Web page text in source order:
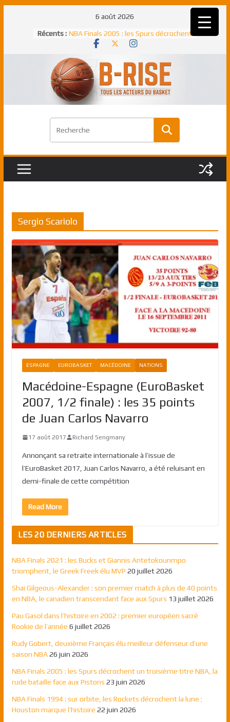
6 août 2026
Récents : NBA Finals 2005 : les Spurs décrochent
un troisième titre NBA, la rude bataille
NBA Finals 2021 : les Bucks et Giannis
Antetokounmpo triomphent, le Greek
Freek élu MVP
Shai Gilgeous-Alexander : son premier
match à plus de 40 points en NBA, le
Pau Gasol dans l’histoire en 2002 :
premier européen sacré Rookie de
Rudy Gobert, deuxième Français élu
Sergio Scariolo
ESPAGNE EUROBASKET MACÉDOINE NATIONS
Macédoine-Espagne (EuroBasket
2007, 1/2 finale) : les 35 points
de Juan Carlos Navarro
17 août 2017 Richard Sengmany
Annonçant sa retraite internationale à l’issue de
l’EuroBasket 2017, Juan Carlos Navarro, a été reluisant en
demi-finale de cette compétition
Read More
LES 20 DERNIERS ARTICLES
NBA Finals 2021 : les Bucks et Giannis Antetokounmpo
triomphent, le Greek Freek élu MVP 20 juillet 2026
Shai Gilgeous-Alexander : son premier match à plus de 40 points
en NBA, le canadien transcendant face aux Spurs 13 juillet 2026
Pau Gasol dans l’histoire en 2002 : premier européen sacré
Rookie de l’année 6 juillet 2026
Rudy Gobert, deuxième Français élu meilleur défenseur d’une
saison NBA 26 juin 2026
NBA Finals 2005 : les Spurs décrochent un troisième titre NBA, la
rude bataille face aux Pistons 23 juin 2026
NBA Finals 1994 : sur orbite, les Rockets décrochent la lune ;
Houston marque l’histoire 22 juin 2026